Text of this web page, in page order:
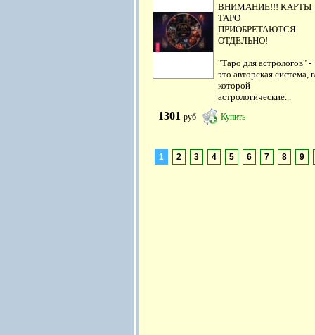
ВНИМАНИЕ!!! КАРТЫ
ТАРО
ПРИОБРЕТАЮТСЯ
ОТДЕЛЬНО!
"Таро для астрологов" -
это авторская система, в
которой
астрологические...
1301 руб Купить
1 2 3 4 5 6 7 8 9